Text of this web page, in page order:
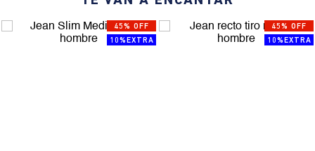
Sin rotos ni estampados, pertenece a la línea de negocio denim
45% OFF
10%EXTRA
45% OFF
10%EXTRA